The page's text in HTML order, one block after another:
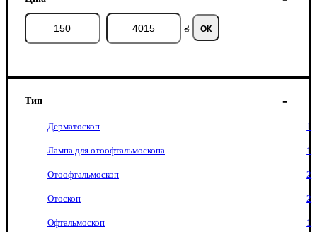
₴ ОК
Тип
Дерматоскоп 1
Лампа для отоофтальмоскопа 1
Отоофтальмоскоп 2
Отоскоп 2
Офтальмоскоп 1